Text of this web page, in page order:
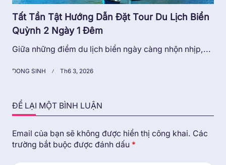
Tất Tần Tật Hướng Dẫn Đặt Tour Du Lịch Biển
Quỳnh 2 Ngày 1 Đêm
Giữa những điểm du lịch biển ngày càng nhộn nhịp,...
DONG SINH Th6 3, 2026
ĐỂ LẠI MỘT BÌNH LUẬN
Email của bạn sẽ không được hiển thị công khai. Các
trường bắt buộc được đánh dấu *